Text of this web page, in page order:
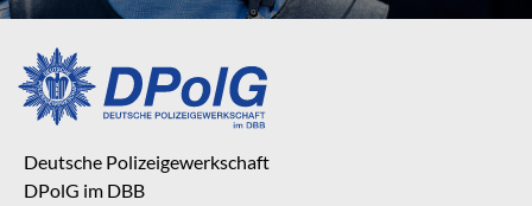
Deutsche Polizeigewerkschaft
DPolG im DBB